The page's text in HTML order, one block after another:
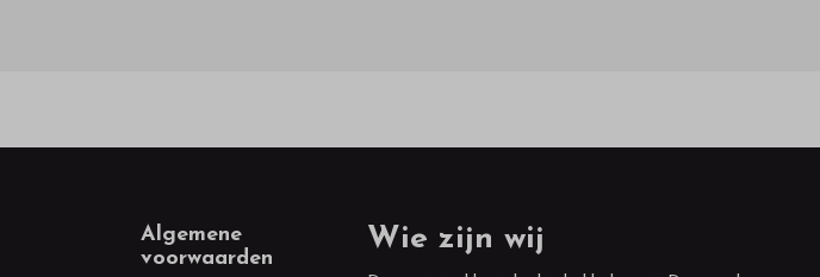
Footer
Algemene
voorwaarden
Wie zijn wij